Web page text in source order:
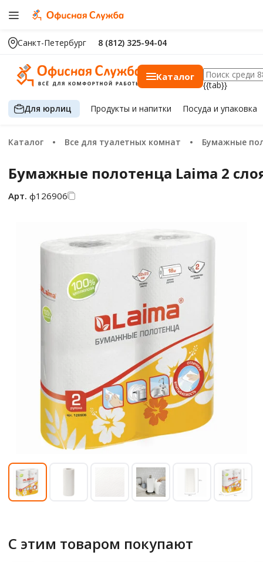
Санкт-Петербург 8 (812) 325-94-04
Каталог
{{tab}}
Для юрлиц Продуктыи напитки Посуда и упаковка
Каталог Все для туалетных комнат Бумажные
Бумажные полотенца Laima 2
Арт. ф126906
С этим товаром покупают